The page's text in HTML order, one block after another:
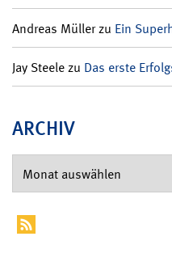
Andreas Müllerzu Ein
Jay Steelezu Das erste
ARCHIV